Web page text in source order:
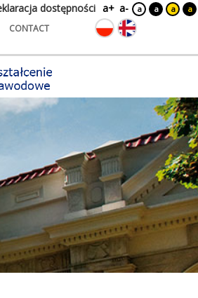
CONTACT
dostępności a+ a- a a a a